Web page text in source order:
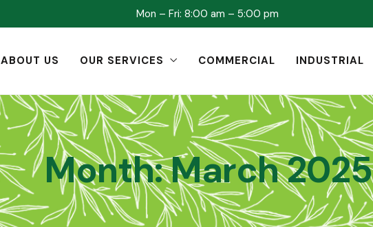
Mon – Fri: 8:00 am – 5:00 pm
ABOUT US OUR SERVICES COMMERCIAL INDUSTRIAL
Month:March 2025